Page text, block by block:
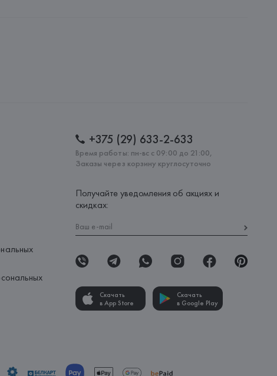
+375 (29) 633-2-633
Время работы: пн-вс с 09:00 до 21:00,
Заказы через корзину круглосуточно
Получайте уведомления об акциях и
скидках:
Скачать
в App Store
Скачать
в Google Play